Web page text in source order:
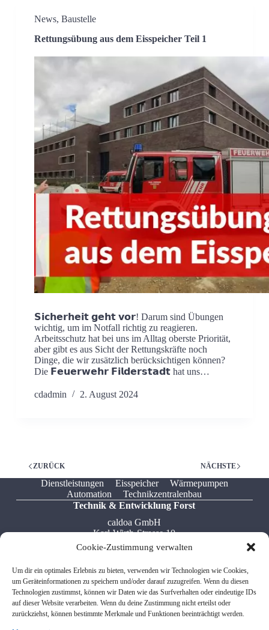
Cookie-Zustimmung verwalten
Um dir ein optimales Erlebnis zu bieten, verwenden wir Technologien wie Cookies,
um Geräteinformationen zu speichern und/oder darauf zuzugreifen. Wenn du diesen
Technologien zustimmst, können wir Daten wie das Surfverhalten oder eindeutige IDs
auf dieser Website verarbeiten. Wenn du deine Zustimmung nicht erteilst oder
zurückziehst, können bestimmte Merkmale und Funktionen beeinträchtigt werden.
News, Baustelle
Rettungsübung aus dem Eisspeicher Teil 1
𝗦𝗶𝗰𝗵𝗲𝗿𝗵𝗲𝗶𝘁 𝗴𝗲𝗵𝘁 𝘃𝗼𝗿! Darum sind Übungen
wichtig, um im Notfall richtig zu reagieren.
Arbeitsschutz hat bei uns im Alltag oberste Priorität,
aber gibt es aus Sicht der Rettungskräfte noch
Dinge, die wir zusätzlich berücksichtigen können?
Die 𝗙𝗲𝘂𝗲𝗿𝘄𝗲𝗵𝗿 𝗙𝗶𝗹𝗱𝗲𝗿𝘀𝘁𝗮𝗱𝘁 hat uns…
cdadmin 2. August 2024
ZURÜCK NÄCHSTE
Dienstleistungen Eisspeicher
Wärmepumpen
Automation
Technikzentralenbau
Technik & Entwicklung Forst
caldoa GmbH
Karl-Wirth-Strasse 10
76694 Forst
Tel: +49 7251 / 322 549 5
Fax: +49 7541 / 599 767 8
Email: info[at]caldoa.de